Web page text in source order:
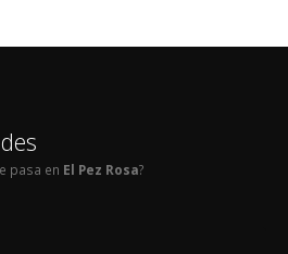
pasa en El Pez Rosa?